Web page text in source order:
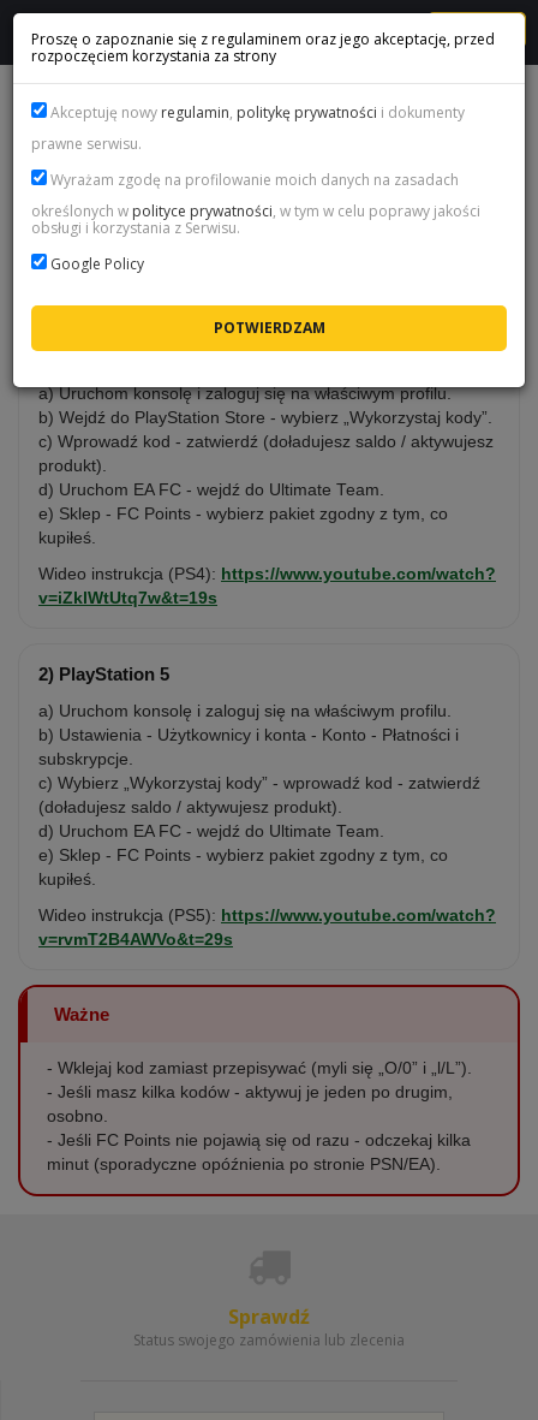
MENU
JAK AKTYWOWAĆ FC POINTS NA PLAYSTATION?
Jak aktywować FC Points na PlayStation?
Kod aktywuj na konsoli PlayStation na tym samym profilu,
na którym grasz w EA FC. Następnie wejdź do Ultimate
1) PlayStation 4
a) Uruchom konsolę i zaloguj się na właściwym profilu.
b) Wejdź do PlayStation Store - wybierz „Wykorzystaj kody”.
c) Wprowadź kod - zatwierdź (doładujesz saldo / aktywujesz
produkt).
d) Uruchom EA FC - wejdź do Ultimate Team.
e) Sklep - FC Points - wybierz pakiet zgodny z tym, co
kupiłeś.
Wideo instrukcja (PS4): https://www.youtube.com/watch?
v=iZklWtUtq7w&t=19s
2) PlayStation 5
a) Uruchom konsolę i zaloguj się na właściwym profilu.
b) Ustawienia - Użytkownicy i konta - Konto - Płatności i
subskrypcje.
c) Wybierz „Wykorzystaj kody” - wprowadź kod - zatwierdź
(doładujesz saldo / aktywujesz produkt).
d) Uruchom EA FC - wejdź do Ultimate Team.
e) Sklep - FC Points - wybierz pakiet zgodny z tym, co
kupiłeś.
Wideo instrukcja (PS5): https://www.youtube.com/watch?
v=rvmT2B4AWVo&t=29s
Ważne
- Wklejaj kod zamiast przepisywać (myli się „O/0” i „l/L”).
- Jeśli masz kilka kodów - aktywuj je jeden po drugim,
osobno.
- Jeśli FC Points nie pojawią się od razu - odczekaj kilka
minut (sporadyczne opóźnienia po stronie PSN/EA).
Sprawdź
Status swojego zamówienia lub zlecenia
Proszę o zapoznanie się z regulaminem oraz jego akceptację, przed
rozpoczęciem korzystania za strony
Akceptuję nowy regulamin, politykę prywatności i dokumenty
prawne serwisu.
Wyrażam zgodę na profilowanie moich danych na zasadach
określonych w polityce prywatności, w tym w celu poprawy jakości
obsługi i korzystania z Serwisu.
Google Policy